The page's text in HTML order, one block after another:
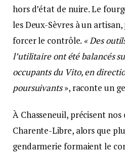
hors d’état de nuire. Le
les Deux-Sèvres à un
forcer le contrôle. « Des
l’utilitaire ont été balancés
occupants du Vito, en
poursuivants», raconte un
À Chasseneuil, précisent
Charente-Libre, alors que
gendarmerie formaient le